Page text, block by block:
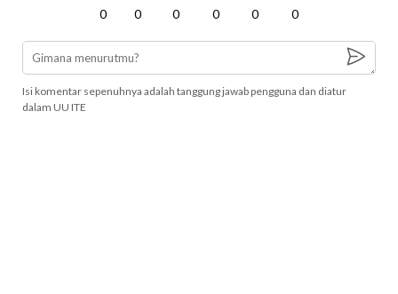
0 0 0 0 0 0
Isi komentar sepenuhnya adalah tanggung jawab pengguna dan diatur
dalam UU ITE